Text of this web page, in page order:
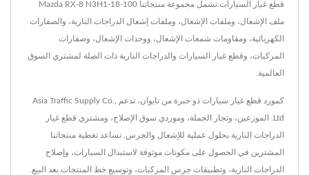
قطع غيار السيارات.تشمل مجموعة منتجاتنا Mazda RX-8 N3H1-18-100
ملف الإشعال، وملفات الإشعال، وملفات إشعال الدراجات النارية، والصفارات
الكهربائية، ومقاومات شمعات الإشعال، ووحدات الإشعال، وصفارات
المركبات، وقطع غيار السيارات والدراجات النارية ذات الصلة لمشتري السوق
العالمية.
كمورد قطع غيار سيارات ذو خبرة من تايوان، تدعم Asia Traffic Supply Co.,
Ltd. الموزعين، وتجار الجملة، وموردي سوق الإصلاح، ومشتري قطع غيار
الدراجات النارية بحلول عملية للإشعال والجرس. تساعد تغطية منتجاتنا
المشترين في الحصول على مكونات موثوقة لاستبدال السيارات، وإصلاح
الدراجات النارية، وتطبيقات جرس المركبات، وتوسيع خط المنتجات بعد البيع.